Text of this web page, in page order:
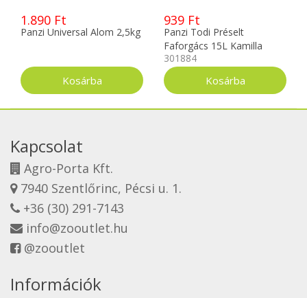
1.890 Ft
Panzi Universal Alom 2,5kg
939 Ft
Panzi Todi Préselt
Faforgács 15L Kamilla
301884
Kapcsolat
Agro-Porta Kft.
7940 Szentlőrinc, Pécsi u. 1.
+36 (30) 291-7143
info@zooutlet.hu
@zooutlet
Információk